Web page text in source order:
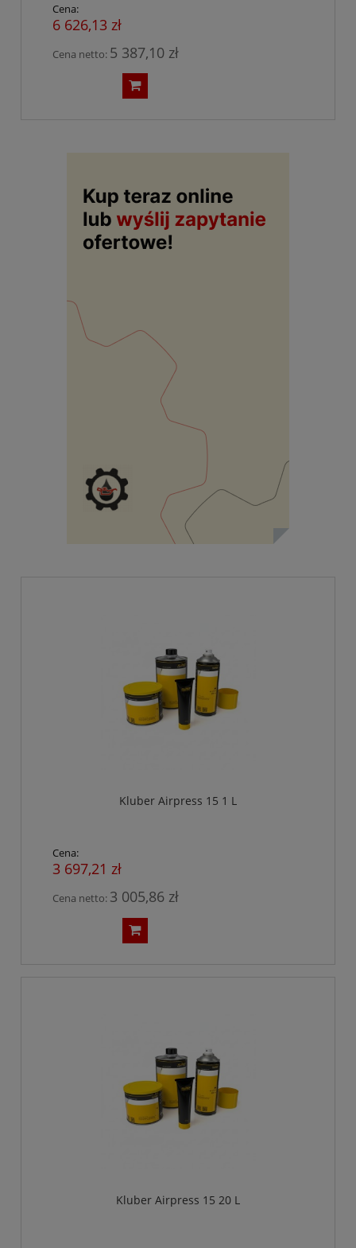
Cena:
6 626,13 zł
Cena netto: 5 387,10 zł
Kluber Airpress 15 1 L
Cena:
3 697,21 zł
Cena netto: 3 005,86 zł
Kluber Airpress 15 20 L